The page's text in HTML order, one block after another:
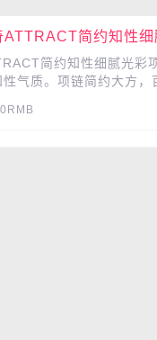
ATTRACT简约知性
简约知性细腻光
气质。项链简约大方，